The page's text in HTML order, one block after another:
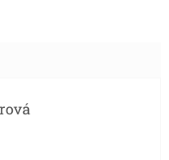
5 z 5 hvězdiček.